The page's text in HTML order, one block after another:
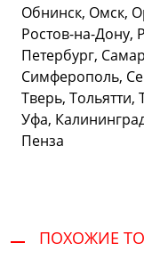
Обнинск, Омск,
Ростов-на-Дону,
Петербург,
Симферополь,
Тверь,
Уфа,
Пенза
ПОХОЖИЕ